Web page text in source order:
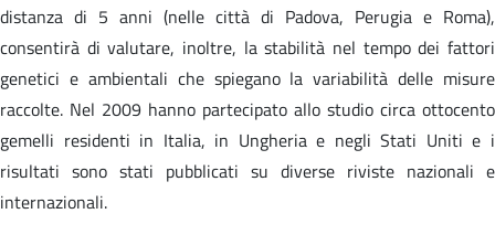
distanza di 5 anni (nelle città di Padova, Perugia e Roma),
consentirà di valutare, inoltre, la stabilità nel tempo dei fattori
genetici e ambientali che spiegano la variabilità delle misure
raccolte. Nel 2009 hanno partecipato allo studio circa ottocento
gemelli residenti in Italia, in Ungheria e negli Stati Uniti e i
risultati sono stati pubblicati su diverse riviste nazionali e
internazionali.